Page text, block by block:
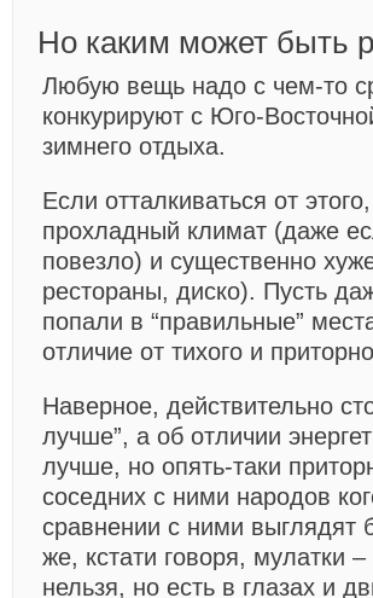
Но каким может быть
Любую вещь надо с чем-то
конкурируют с Юго-
зимнего отдыха.
Если отталкиваться от
прохладный климат (даже
повезло) и существенно
рестораны, диско). Пусть
попали в “правильные”
отличие от тихого и
Наверное, действительно
лучше”, а об отличии
лучше, но опять-таки
соседних с ними народов
сравнении с ними
же, кстати говоря, мулатки
нельзя, но есть в глазах и